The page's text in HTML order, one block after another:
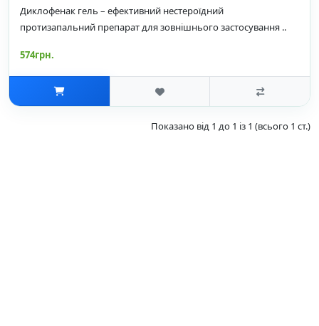
Диклофенак гель – ефективний нестероїдний
протизапальний препарат для зовнішнього застосування ..
574грн.
Показано від 1 до 1 із 1 (всього 1 ст.)